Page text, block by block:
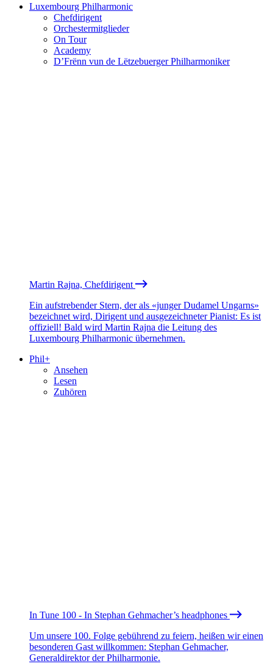
Luxembourg Philharmonic
Chefdirigent
Orchestermitglieder
On Tour
Academy
D’Frënn vun de Lëtzebuerger Philharmoniker
Martin Rajna, Chefdirigent
Ein aufstrebender Stern, der als «junger Dudamel Ungarns»
bezeichnet wird, Dirigent und ausgezeichneter Pianist: Es ist
offiziell! Bald wird Martin Rajna die Leitung des
Luxembourg Philharmonic übernehmen.
Phil+
Ansehen
Lesen
Zuhören
In Tune 100 - In Stephan Gehmacher’s headphones
Um unsere 100. Folge gebührend zu feiern, heißen wir einen
besonderen Gast willkommen: Stephan Gehmacher,
Generaldirektor der Philharmonie.